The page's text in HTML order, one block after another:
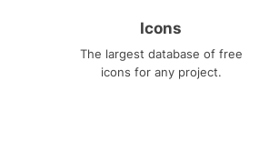
Icons
The largest database of free
icons for any project.